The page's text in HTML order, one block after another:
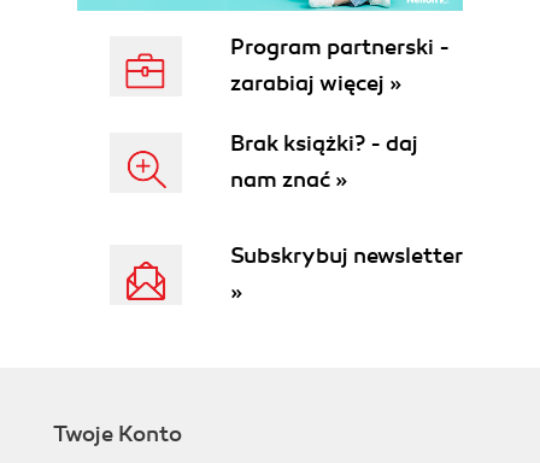
Program partnerski -
zarabiaj więcej »
Brak książki? - daj
nam znać »
Subskrybuj newsletter
»
Twoje Konto